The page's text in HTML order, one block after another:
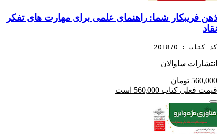
ذهن فریبکار شما: راهنمای علمی برای مهارت های تفکر
نقاد
کد کتاب : 201870
انتشارات ساوالان
560,000 تومان
قیمت فعلی کتاب 560,000 است